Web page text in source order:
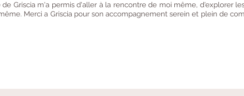
Griscia m'a permis d'aller à la rencontre de moi même, d'explorer
Merci a Griscia pour son accompagnement serein et plein de